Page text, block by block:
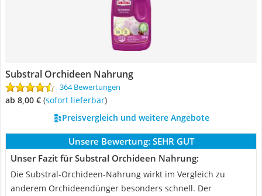
Substral Orchideen Nahrung
364 Bewertungen
ab 8,00 € ( Sofort lieferbar)
Preisvergleich und weitere Angebote
Unsere Bewertung: SEHR GUT
Unser Fazit für Substral Orchideen Nahrung:
Die Substral-Orchideen-Nahrung wirkt im Vergleich zu
anderem Orchideendünger besonders schnell. Der